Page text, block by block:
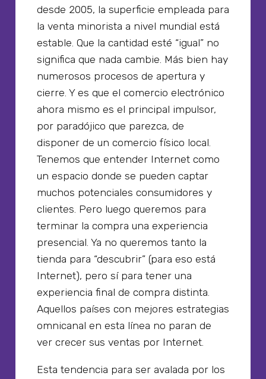
desde 2005, la superficie empleada para
la venta minorista a nivel mundial está
estable. Que la cantidad esté “igual” no
significa que nada cambie. Más bien hay
numerosos procesos de apertura y
cierre. Y es que el comercio electrónico
ahora mismo es el principal impulsor,
por paradójico que parezca, de
disponer de un comercio físico local.
Tenemos que entender Internet como
un espacio donde se pueden captar
muchos potenciales consumidores y
clientes. Pero luego queremos para
terminar la compra una experiencia
presencial. Ya no queremos tanto la
tienda para “descubrir” (para eso está
Internet), pero sí para tener una
experiencia final de compra distinta.
Aquellos países con mejores estrategias
omnicanal en esta línea no paran de
ver crecer sus ventas por Internet.
Esta tendencia para ser avalada por los